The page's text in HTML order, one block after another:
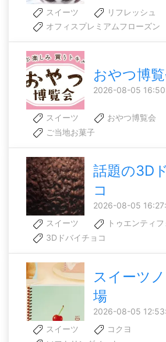
スイーツ
リフレッシュ
オフィスプレミアムフローズン
おやつ博
2026-08-05
スイーツ
おやつ博覧会
ご当地お菓子
話題の3D
コ
2026-08-05
スイーツ
トゥエンティ
3Dドバイチョコ
スイーツ
場
2026-08-05
スイーツ
コクヨ